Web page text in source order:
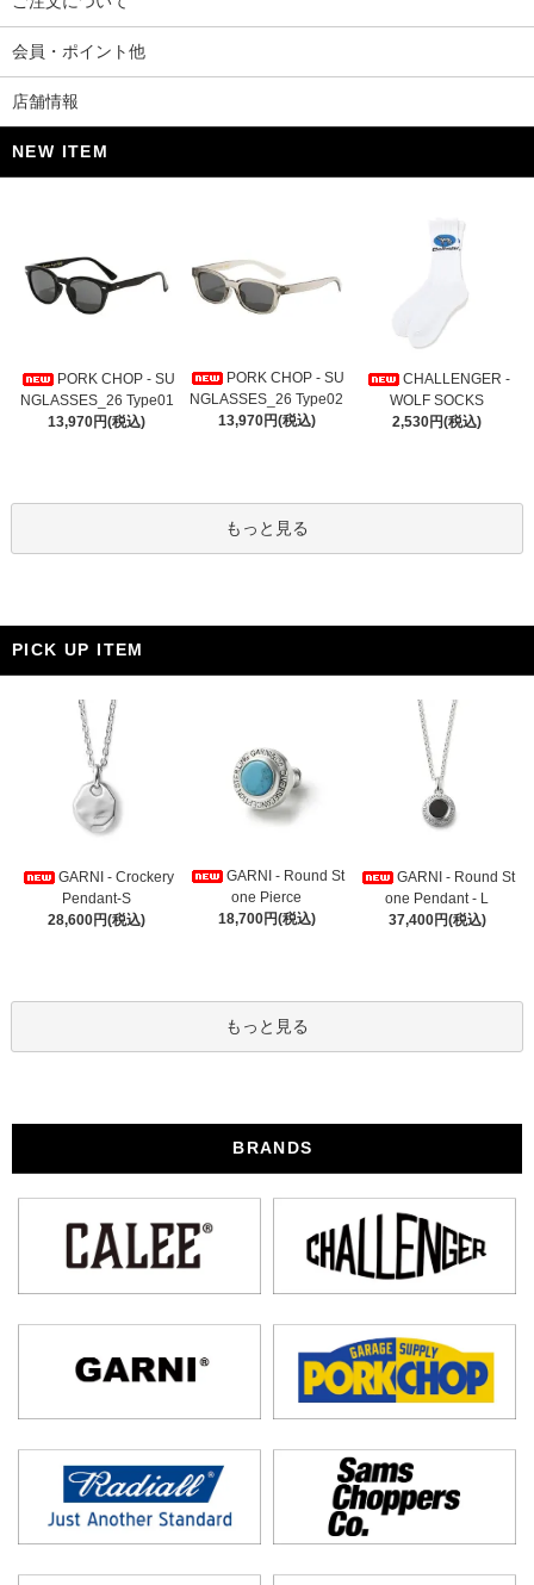
会員・ポイント他
店舗情報
NEW ITEM
PORK CHOP - SU
NGLASSES_26 Type01
13,970円(税込)
PORK CHOP - SU
NGLASSES_26 Type02
13,970円(税込)
CHALLENGER -
WOLF SOCKS
2,530円(税込)
もっと見る
PICK UP ITEM
GARNI - Crockery
Pendant-S
28,600円(税込)
GARNI - Round St
one Pierce
18,700円(税込)
GARNI - Round St
one Pendant - L
37,400円(税込)
もっと見る
BRANDS